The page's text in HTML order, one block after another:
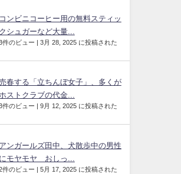
コンビニコーヒー用の無料スティッ
クシュガーなど大量...
件のビュー 3月 28, 2025 に投稿された
春する「立ちんぼ女子」、多くが
ホストクラブの代金...
件のビュー 9月 12, 2025 に投稿された
アンガールズ田中、犬散歩中の男性
にモヤモヤ おしっ...
件のビュー 5月 17, 2025 に投稿された